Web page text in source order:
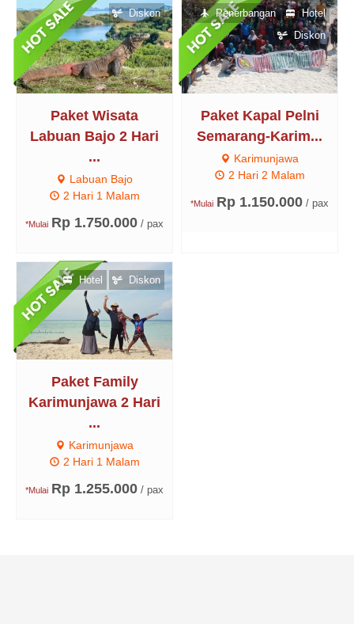
Paket Wisata
Labuan Bajo 2 Hari
...
Labuan Bajo
2 Hari 1 Malam
*Mulai Rp 1.750.000 / pax
Diskon
Paket Kapal Pelni
Semarang-Karim...
Karimunjawa
2 Hari 2 Malam
*Mulai Rp 1.150.000 / pax
Penerbangan
Hotel
Diskon
Paket Family
Karimunjawa 2 Hari
...
Karimunjawa
2 Hari 1 Malam
*Mulai Rp 1.255.000 / pax
Hotel Diskon